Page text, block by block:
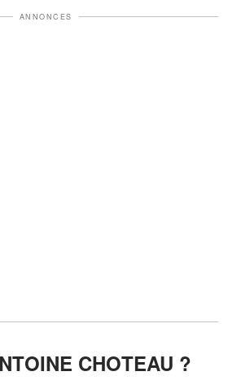
ANNONCES
CHOTEAU ?